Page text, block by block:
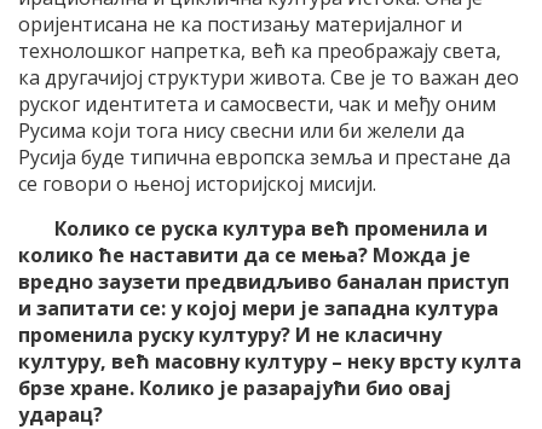
оријентисана не ка постизању материјалног и
технолошког напретка, већ ка преображају света,
ка другачијој структури живота. Све је то важан део
руског идентитета и самосвести, чак и међу оним
Русима који тога нису свесни или би желели да
Русија буде типична европска земља и престане да
се говори о њеној историјској мисији.
Колико се руска култура већ променила и
колико ће наставити да се мења? Можда је
вредно заузети предвидљиво баналан приступ
и запитати се: у којој мери је западна култура
променила руску културу? И не класичну
културу, већ масовну културу – неку врсту култа
брзе хране. Колико је разарајући био овај
ударац?